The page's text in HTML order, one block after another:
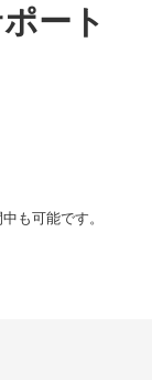
ート
も可能です。